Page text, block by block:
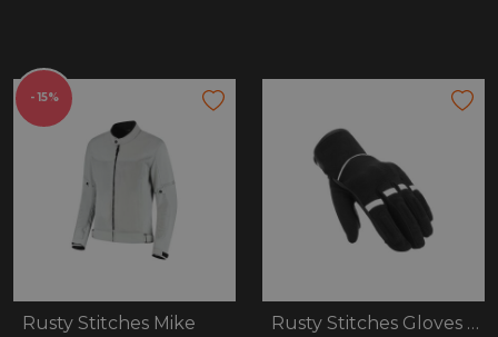
- 15%
Rusty Stitches Mike
Rusty Stitches Gloves Bonnie